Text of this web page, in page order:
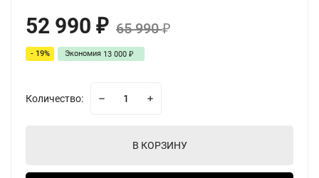
52 990 ₽ 65 990₽
- 19% Экономия 13 000 ₽
Количество:
В КОРЗИНУ